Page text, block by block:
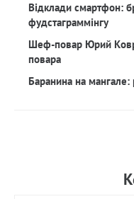
Відклади смартфон:
фудстаграммінгу
Шеф-повар Юрий
повара
Баранина на